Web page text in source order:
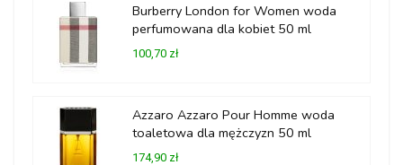
Burberry London for Women woda
perfumowana dla kobiet 50 ml
100,70 zł
Azzaro Azzaro Pour Homme woda
toaletowa dla mężczyzn 50 ml
174,90 zł